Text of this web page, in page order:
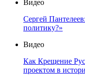
Видео
Сергей
политику?»
Видео
Как Крещение
проектом в